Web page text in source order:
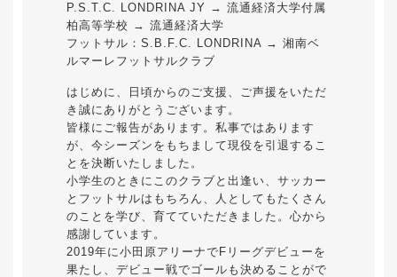
P.S.T.C. LONDRINA JY → 流通経済大学付属
柏高等学校 → 流通経済大学
フットサル：S.B.F.C. LONDRINA → 湘南ベ
ルマーレフットサルクラブ
はじめに、日頃からのご支援、ご声援をいただ
き誠にありがとうございます。
皆様にご報告があります。私事ではあります
が、今シーズンをもちまして現役を引退するこ
とを決断いたしました。
小学生のときにこのクラブと出逢い、サッカー
とフットサルはもちろん、人としてもたくさん
のことを学び、育てていただきました。心から
感謝しています。
2019年に小田原アリーナでFリーグデビューを
果たし、デビュー戦でゴールも決めることがで